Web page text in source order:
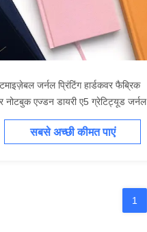
जर्नल प्रिंटिंग हार्डकवर फैब्रिक
नोटबुक एज्डन डायरी ए5 ग्रेटिट्यूड जर्नल
सबसे अच्छी कीमत पाएं
1